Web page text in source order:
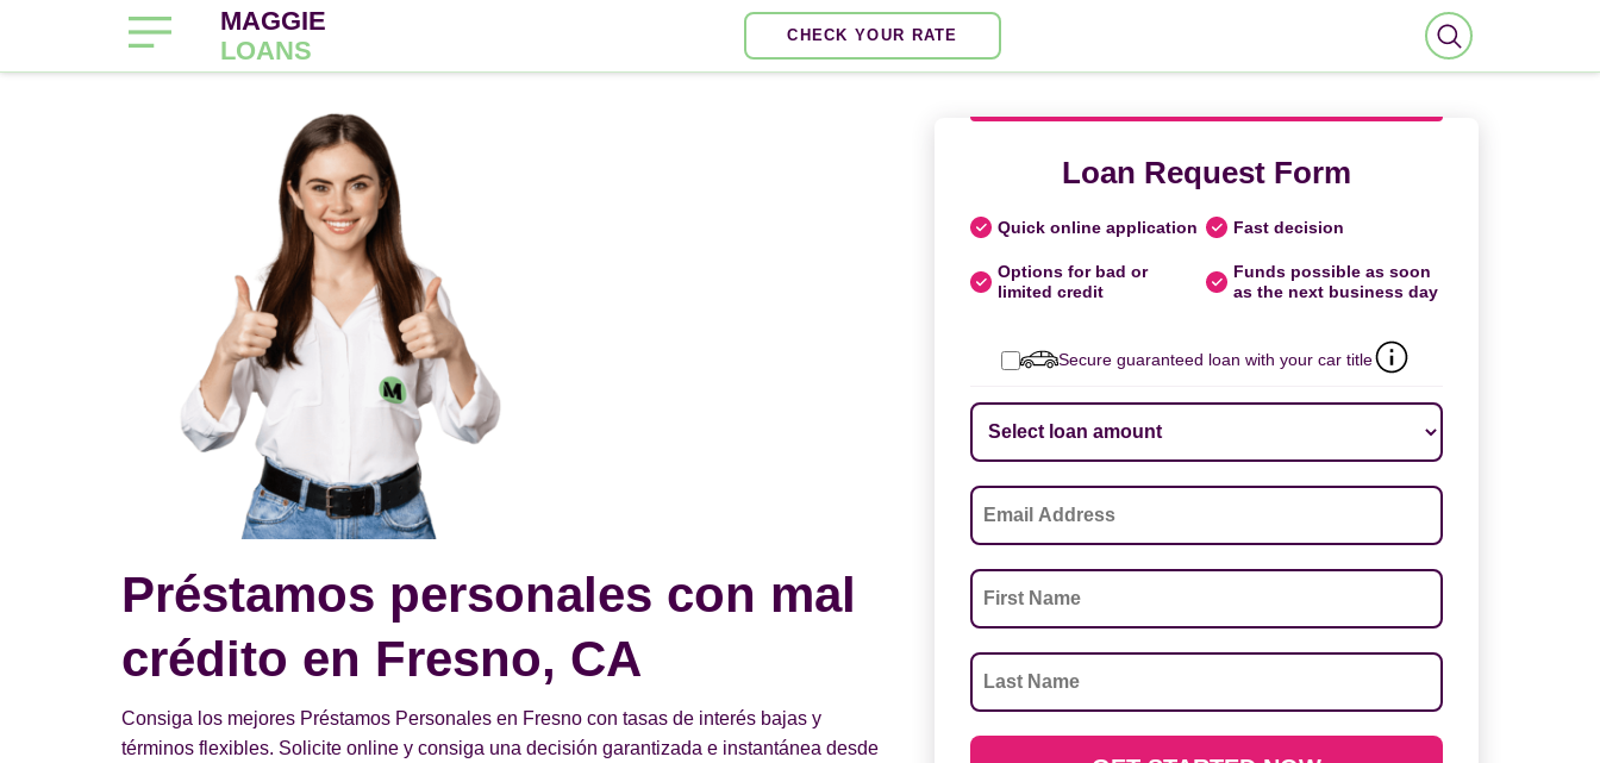
MAGGIE
LOANS
CHECK YOUR RATE
Préstamos personales con mal
crédito en Fresno, CA
Consiga los mejores Préstamos Personales en Fresno con tasas de interés bajas y
términos flexibles. Solicite online y consiga una decisión garantizada e instantánea desde
Loan Request Form
Quick online application Fast decision
Options for bad or
limited credit
Funds possible as soon
as the next business day
Secure guaranteed loan with your car title